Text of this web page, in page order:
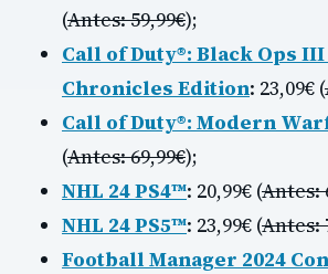
(Antes: 59,99€);
Call of Duty®: Black Ops
Chronicles Edition: 23,09€ (
Call of Duty®: Modern
(Antes: 69,99€);
NHL 24 PS4™: 20,99€ (Antes:
NHL 24 PS5™: 23,99€ (Antes:
Football Manager 2024